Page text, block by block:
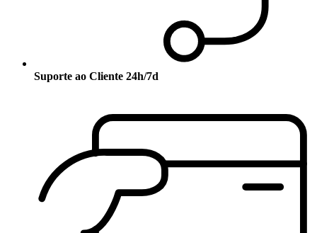
Suporte ao Cliente 24h/7d